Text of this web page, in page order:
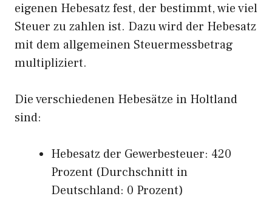
eigenen Hebesatz fest, der bestimmt, wie viel
Steuer zu zahlen ist. Dazu wird der Hebesatz
mit dem allgemeinen Steuermessbetrag
multipliziert.
Die verschiedenen Hebesätze in Holtland
sind:
Hebesatz der Gewerbesteuer: 420
Prozent (Durchschnitt in
Deutschland: 0 Prozent)